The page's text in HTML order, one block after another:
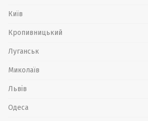
Київ
Кропивницький
Луганськ
Миколаїв
Львів
Одеса